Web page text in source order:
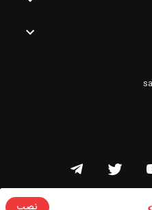
متعلق به شنوتو است